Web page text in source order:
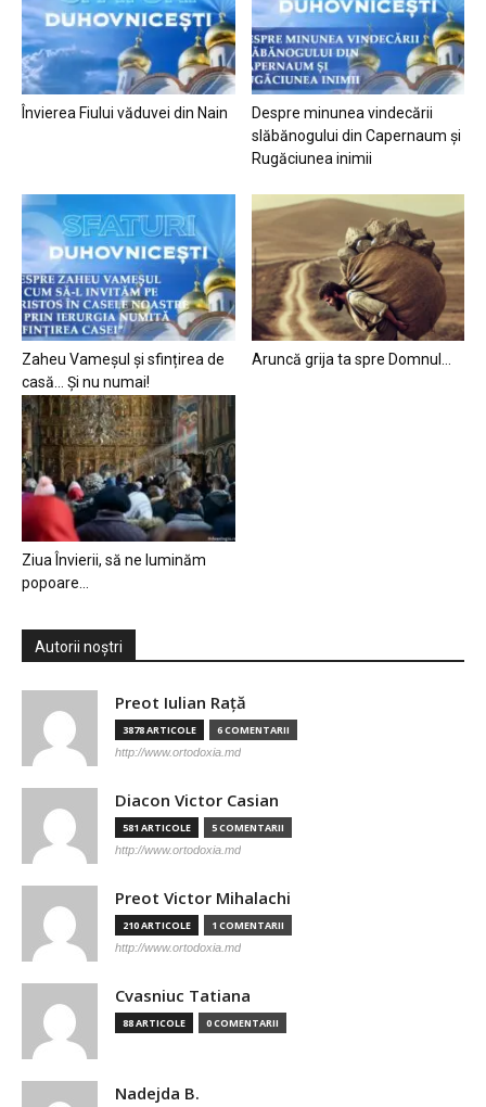
Învierea Fiului văduvei din Nain
Despre minunea vindecării
slăbănogului din Capernaum și
Rugăciunea inimii
Zaheu Vameșul și sfințirea de
casă… Și nu numai!
Aruncă grija ta spre Domnul…
Ziua Învierii, să ne luminăm
popoare…
Autorii noștri
Preot Iulian Raţă
3878 ARTICOLE 6 COMENTARII
http://www.ortodoxia.md
Diacon Victor Casian
581 ARTICOLE 5 COMENTARII
http://www.ortodoxia.md
Preot Victor Mihalachi
210 ARTICOLE 1 COMENTARII
http://www.ortodoxia.md
Cvasniuc Tatiana
88 ARTICOLE 0 COMENTARII
Nadejda B.